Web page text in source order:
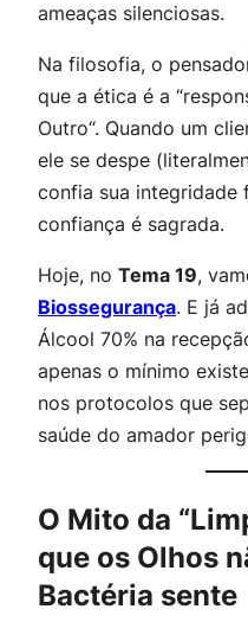
ameaças silenciosas.
Na filosofia, o
que a ética é a “
Outro“. Quando um
ele se despe
confia sua integridade
confiança é sagrada.
Hoje, no Tema 19,
Biossegurança. E já
Álcool 70% na
apenas o mínimo
nos protocolos que
saúde do amador
O Mito da
que os Olhos
Bactéria sente